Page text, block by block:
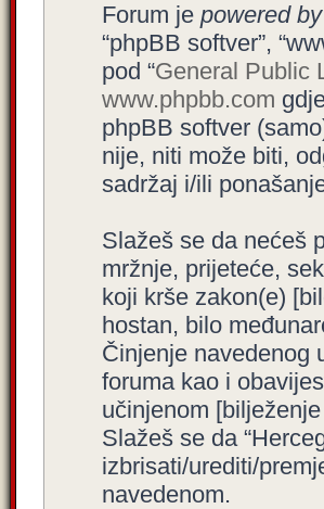
Forum je powered by
“phpBB softver”,
pod “General Public
www.phpbb.com
phpBB softver
nije, niti može biti,
sadržaj i/ili
Slažeš se da nećeš
mržnje, prijeteće,
koji krše zakon(e)
hostan, bilo
Činjenje navedenog
foruma kao i
učinjenom
Slažeš se da
izbrisati/urediti/
navedenom.